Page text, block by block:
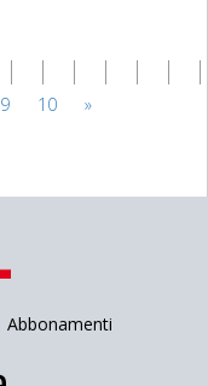
9 10 »
Abbonamenti